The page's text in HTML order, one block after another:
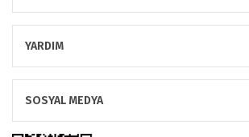
YARDIM
SOSYAL MEDYA